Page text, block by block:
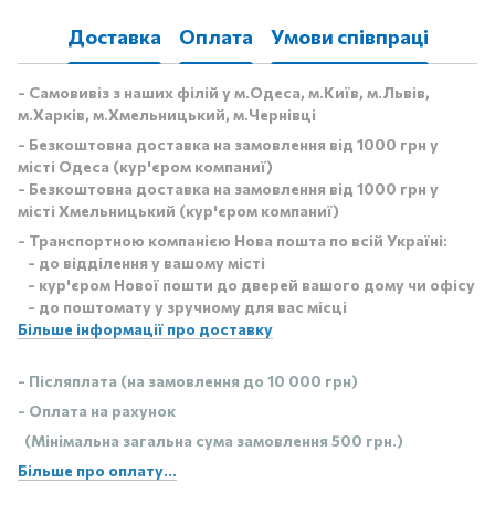
Доставка Оплата Умови співпраці
- Самовивіз з наших філій у м.Одеса, м.Київ, м.Львів,
м.Харків, м.Хмельницький, м.Чернівці
- Безкоштовна доставка на замовлення від 1000 грн у
місті Одеса (кур'єром компаниї)
- Безкоштовна доставка на замовлення від 1000 грн у
місті Хмельницький (кур'єром компаниї)
- Транспортною компанією Нова пошта по всій Україні:
- до відділення у вашому місті
- кур'єром Нової пошти до дверей вашого дому чи офісу
- до поштомату у зручному для вас місці
Більше інформації про доставку
- Післяплата (на замовлення до 10 000 грн)
- Оплата на рахунок
(Мінімальна загальна сума замовлення 500 грн.)
Більше про оплату...